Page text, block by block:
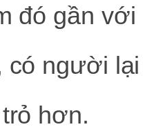
đó gần với
có người lại
hơn.